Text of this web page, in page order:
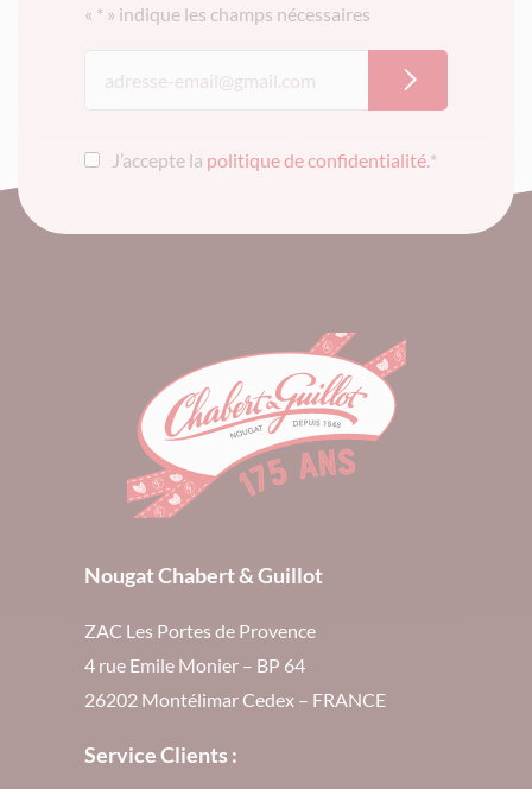
« * » indique les champs nécessaires
J’accepte la politique de confidentialité *
Nougat Chabert & Guillot
ZAC Les Portes de Provence
4 rue Emile Monier – BP 64
26202 Montélimar Cedex – FRANCE
Service Clients :